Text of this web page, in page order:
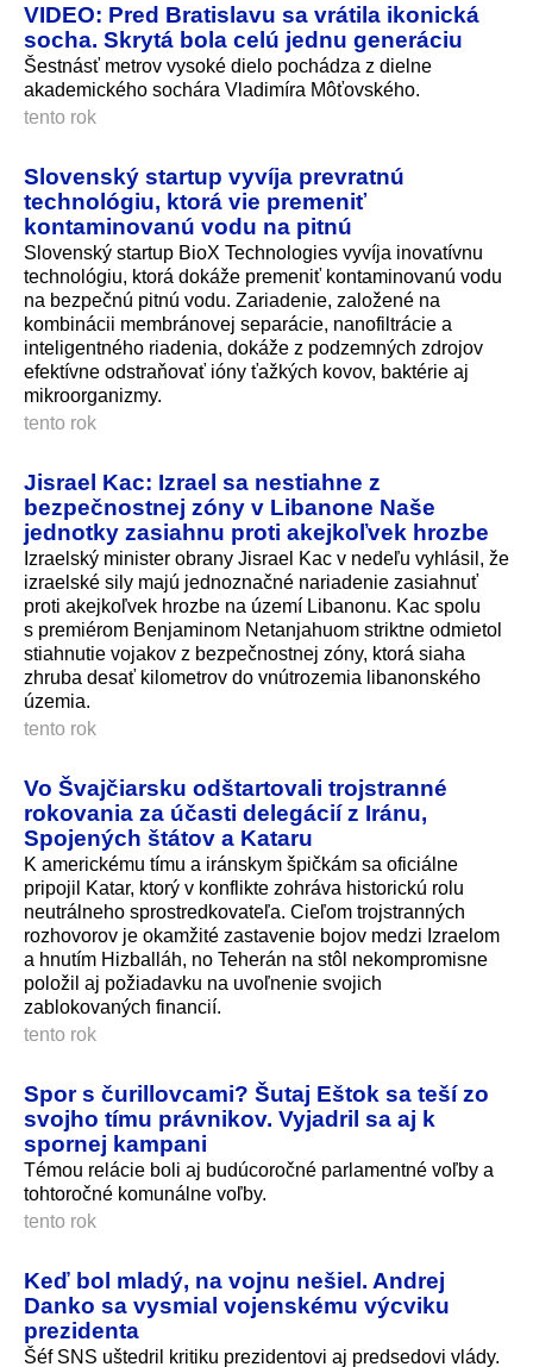
VIDEO: Pred Bratislavu sa vrátila ikonická
socha. Skrytá bola celú jednu generáciu
Šestnásť metrov vysoké dielo pochádza z dielne
akademického sochára Vladimíra Môťovského.
tento rok
Slovenský startup vyvíja prevratnú
technológiu, ktorá vie premeniť
kontaminovanú vodu na pitnú
Slovenský startup BioX Technologies vyvíja inovatívnu
technológiu, ktorá dokáže premeniť kontaminovanú vodu
na bezpečnú pitnú vodu. Zariadenie, založené na
kombinácii membránovej separácie, nanofiltrácie a
inteligentného riadenia, dokáže z podzemných zdrojov
efektívne odstraňovať ióny ťažkých kovov, baktérie aj
mikroorganizmy.
tento rok
Jisrael Kac: Izrael sa nestiahne z
bezpečnostnej zóny v Libanone Naše
jednotky zasiahnu proti akejkoľvek hrozbe
Izraelský minister obrany Jisrael Kac v nedeľu vyhlásil, že
izraelské sily majú jednoznačné nariadenie zasiahnuť
proti akejkoľvek hrozbe na území Libanonu. Kac spolu
s premiérom Benjaminom Netanjahuom striktne odmietol
stiahnutie vojakov z bezpečnostnej zóny, ktorá siaha
zhruba desať kilometrov do vnútrozemia libanonského
územia.
tento rok
Vo Švajčiarsku odštartovali trojstranné
rokovania za účasti delegácií z Iránu,
Spojených štátov a Kataru
K americkému tímu a iránskym špičkám sa oficiálne
pripojil Katar, ktorý v konflikte zohráva historickú rolu
neutrálneho sprostredkovateľa. Cieľom trojstranných
rozhovorov je okamžité zastavenie bojov medzi Izraelom
a hnutím Hizballáh, no Teherán na stôl nekompromisne
položil aj požiadavku na uvoľnenie svojich
zablokovaných financií.
tento rok
Spor s čurillovcami? Šutaj Eštok sa teší zo
svojho tímu právnikov. Vyjadril sa aj k
spornej kampani
Témou relácie boli aj budúcoročné parlamentné voľby a
tohtoročné komunálne voľby.
tento rok
Keď bol mladý, na vojnu nešiel. Andrej
Danko sa vysmial vojenskému výcviku
prezidenta
Šéf SNS uštedril kritiku prezidentovi aj predsedovi vlády.